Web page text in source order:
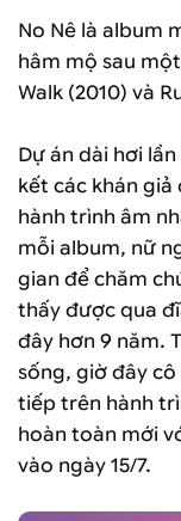
No Nê là album
hâm mộ sau
Walk (2010) và
Dự án dài hơi
kết các khán giả
hành trình âm
mỗi album, nữ
gian để chăm
thấy được qua
đây hơn 9 năm.
sống, giờ đây
tiếp trên hành
hoàn toàn mới
vào ngày 15/7.